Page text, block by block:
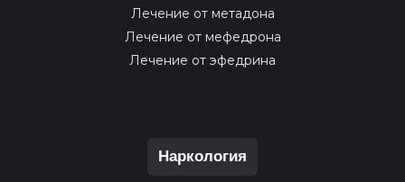
Лечение от метадона
Лечение от мефедрона
Лечение от эфедрина
Наркология